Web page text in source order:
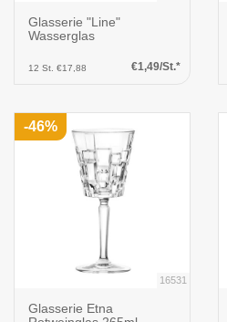
Glasserie "Line"
Wasserglas
12 St. €17,88 €1,49/St.*
16531
Glasserie Etna
-46%